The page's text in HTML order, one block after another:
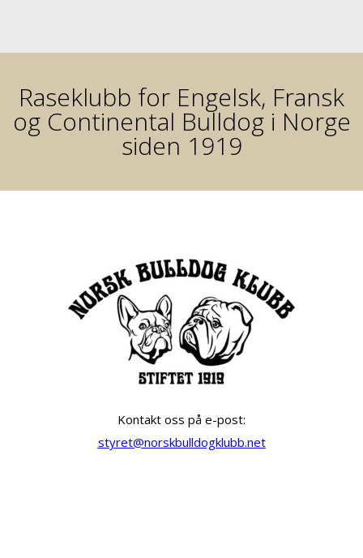
Raseklubb for Engelsk, Fransk
og Continental Bulldog i Norge
siden 1919
Kontakt oss på e-post:
styret@norskbulldogklubb.net